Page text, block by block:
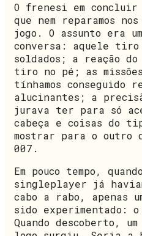
O frenesi em concluir
que nem reparamos
jogo. O assunto era
conversa: aquele tiro
soldados; a reação
tiro no pé; as
tínhamos conseguido
alucinantes; a
jurava ter para só
cabeça e coisas do
mostrar para o outro
007.
Em pouco tempo,
singleplayer já
cabo a rabo, apenas
sido experimentado:
Quando descoberto,